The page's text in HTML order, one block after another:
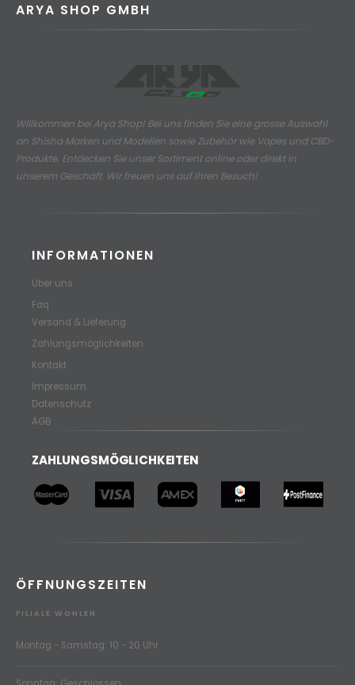
ARYA SHOP GMBH
Willkommen bei Arya Shop! Bei uns finden Sie eine grosse Auswahl
an Shisha Marken und Modellen sowie Zubehör wie Vapes und CBD-
Produkte. Entdecken Sie unser Sortiment online oder direkt in
unserem Geschäft. Wir freuen uns auf Ihren Besuch!
INFORMATIONEN
Über uns
Faq
Versand & Lieferung
Zahlungsmöglichkeiten
Kontakt
Impressum
Datenschutz
AGB
ZAHLUNGSMÖGLICHKEITEN
ÖFFNUNGSZEITEN
FILIALE WOHLEN
Montag - Samstag: 10 - 20 Uhr